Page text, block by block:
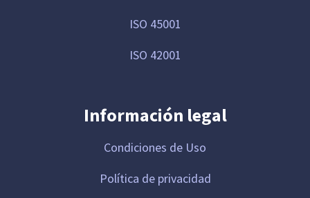
ISO 45001
ISO 42001
Información legal
Condiciones de Uso
Política de privacidad